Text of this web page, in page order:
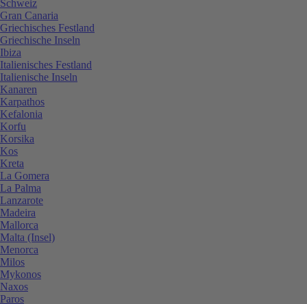
Schweiz
Gran Canaria
Griechisches Festland
Griechische Inseln
Ibiza
Italienisches Festland
Italienische Inseln
Kanaren
Karpathos
Kefalonia
Korfu
Korsika
Kos
Kreta
La Gomera
La Palma
Lanzarote
Madeira
Mallorca
Malta (Insel)
Menorca
Milos
Mykonos
Naxos
Paros